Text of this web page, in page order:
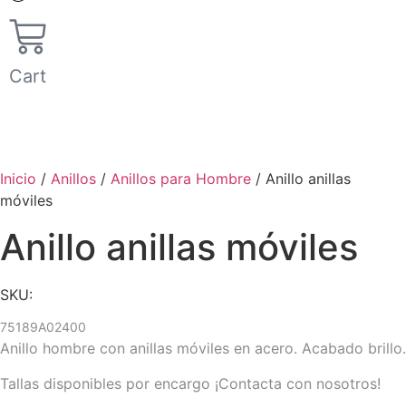
Cart
Inicio / Anillos / Anillos para Hombre / Anillo anillas
móviles
Anillo anillas móviles
SKU:
75189A02400
Anillo hombre con anillas móviles en acero. Acabado brillo.
Tallas disponibles por encargo ¡Contacta con nosotros!